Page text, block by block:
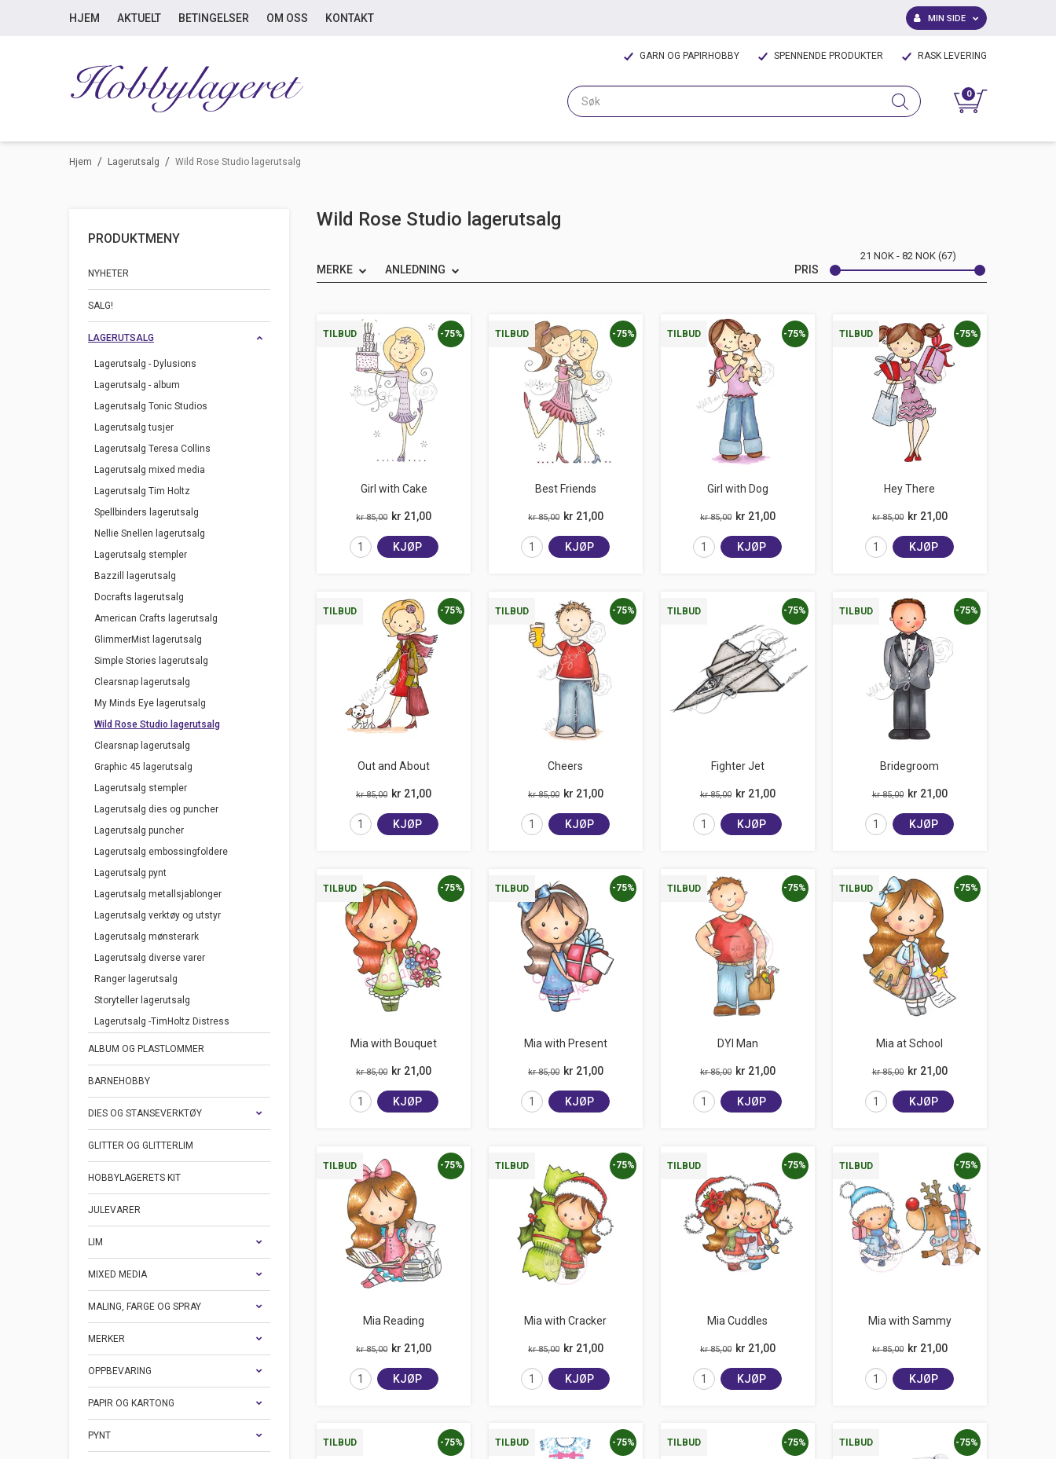
HJEM AKTUELT BETINGELSER OM OSS KONTAKT MIN SIDE
GARN OG PAPIRHOBBY SPENNENDE PRODUKTER RASK LEVERING
0
/
Hjem /
Lagerutsalg Wild Rose Studio lagerutsalg
PRODUKTMENY
NYHETER
SALG!
LAGERUTSALG
Lagerutsalg - Dylusions
Lagerutsalg - album
Lagerutsalg Tonic Studios
Lagerutsalg tusjer
Lagerutsalg Teresa Collins
Lagerutsalg mixed media
Lagerutsalg Tim Holtz
Spellbinders lagerutsalg
Nellie Snellen lagerutsalg
Lagerutsalg stempler
Bazzill lagerutsalg
Docrafts lagerutsalg
American Crafts lagerutsalg
GlimmerMist lagerutsalg
Simple Stories lagerutsalg
Clearsnap lagerutsalg
My Minds Eye lagerutsalg
Wild Rose Studio lagerutsalg
Clearsnap lagerutsalg
Graphic 45 lagerutsalg
Lagerutsalg stempler
Lagerutsalg dies og puncher
Lagerutsalg puncher
Lagerutsalg embossingfoldere
Lagerutsalg pynt
Lagerutsalg metallsjablonger
Lagerutsalg verktøy og utstyr
Lagerutsalg mønsterark
Lagerutsalg diverse varer
Ranger lagerutsalg
Storyteller lagerutsalg
Lagerutsalg -TimHoltz Distress
ALBUM OG PLASTLOMMER
BARNEHOBBY
DIES OG STANSEVERKTØY
GLITTER OG GLITTERLIM
HOBBYLAGERETS KIT
JULEVARER
LIM
MIXED MEDIA
MALING, FARGE OG SPRAY
MERKER
OPPBEVARING
PAPIR OG KARTONG
PYNT
Wild Rose Studio lagerutsalg
MERKE ANLEDNING PRIS
21 NOK 82 NOK 67
TILBUD
Girl with Cake
-75%
kr 85,00 kr 21,00
KJØP
TILBUD
Best Friends
-75%
kr 85,00 kr 21,00
KJØP
TILBUD
Girl with Dog
-75%
kr 85,00 kr 21,00
KJØP
TILBUD
Hey There
-75%
kr 85,00 kr 21,00
KJØP
TILBUD
Out and About
-75%
kr 85,00 kr 21,00
KJØP
TILBUD
Cheers
-75%
kr 85,00 kr 21,00
KJØP
TILBUD
Fighter Jet
-75%
kr 85,00 kr 21,00
KJØP
TILBUD
Bridegroom
-75%
kr 85,00 kr 21,00
KJØP
TILBUD
Mia with Bouquet
-75%
kr 85,00 kr 21,00
KJØP
TILBUD
Mia with Present
-75%
kr 85,00 kr 21,00
KJØP
TILBUD
DYI Man
-75%
kr 85,00 kr 21,00
KJØP
TILBUD
Mia at School
-75%
kr 85,00 kr 21,00
KJØP
TILBUD
Mia Reading
-75%
kr 85,00 kr 21,00
KJØP
TILBUD
Mia with Cracker
-75%
kr 85,00 kr 21,00
KJØP
TILBUD
Mia Cuddles
-75%
kr 85,00 kr 21,00
KJØP
TILBUD
Mia with Sammy
-75%
kr 85,00 kr 21,00
KJØP
TILBUD -75% TILBUD -75% TILBUD -75% TILBUD -75%